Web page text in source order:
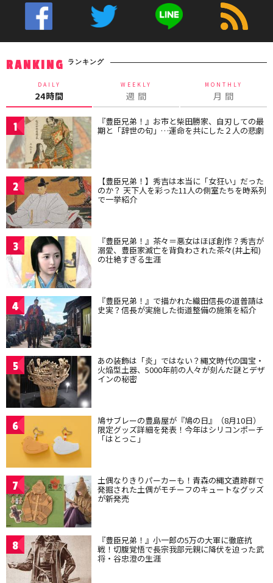
RANKING ランキング
DAILY
24時間
WEEKLY
週 間
MONTHLY
月 間
1 『豊臣兄弟！』お市と柴田勝家、自刃しての最
期と「辞世の句」…運命を共にした２人の悲劇
2 【豊臣兄弟！】秀吉は本当に「女狂い」だった
のか？ 天下人を彩った11人の側室たちを時系列
で一挙紹介
3 『豊臣兄弟！』茶々＝悪女はほぼ創作？秀吉が
溺愛、豊臣家滅亡を背負わされた茶々(井上和)
の壮絶すぎる生涯
4 『豊臣兄弟！』で描かれた織田信長の道普請は
史実？信長が実施した街道整備の施策を紹介
5 あの装飾は「炎」ではない？縄文時代の国宝・
火焔型土器、5000年前の人々が刻んだ謎とデザ
インの秘密
6 鳩サブレーの豊島屋が『鳩の日』（8月10日）
限定グッズ詳細を発表！今年はシリコンポーチ
「はとっこ」
7 土偶なりきりパーカーも！青森の縄文遺跡群で
発掘された土偶がモチーフのキュートなグッズ
が新発売
8 『豊臣兄弟！』小一郎の5万の大軍に徹底抗
戦！切腹覚悟で長宗我部元親に降伏を迫った武
将・谷忠澄の生涯